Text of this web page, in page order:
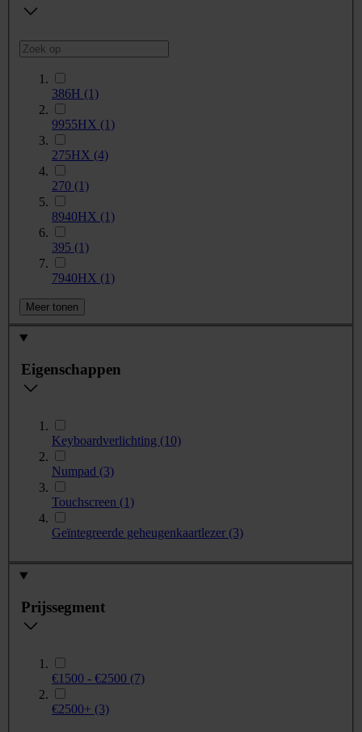
386H (1)
9955HX (1)
275HX (4)
270 (1)
8940HX (1)
395 (1)
7940HX (1)
Meer tonen
Eigenschappen
Keyboardverlichting (10)
Numpad (3)
Touchscreen (1)
Geïntegreerde geheugenkaartlezer (3)
Prijssegment
€1500 - €2500 (7)
€2500+ (3)